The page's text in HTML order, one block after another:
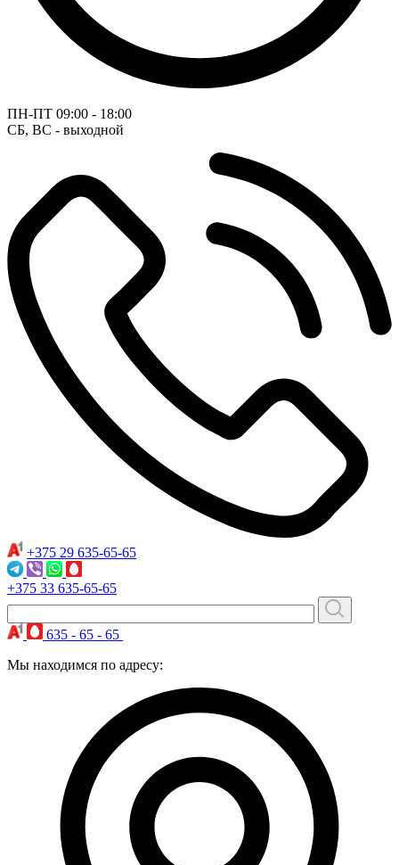
ПН-ПТ 09:00 - 18:00
СБ, ВС - выходной
+375 29 635-65-65
+375 33 635-65-65
635 - 65 - 65
Мы находимся по адресу: